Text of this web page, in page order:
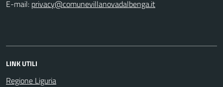
E-mail:
LINK UTILI
Regione Liguria